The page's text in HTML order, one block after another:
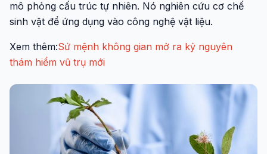
mô phỏng cấu trúc tự nhiên. Nó nghiên cứu cơ chế
sinh vật để ứng dụng vào công nghệ vật liệu.
Xem thêm:Sứ mệnh không gian mở ra kỷ nguyên
thám hiểm vũ trụ mới